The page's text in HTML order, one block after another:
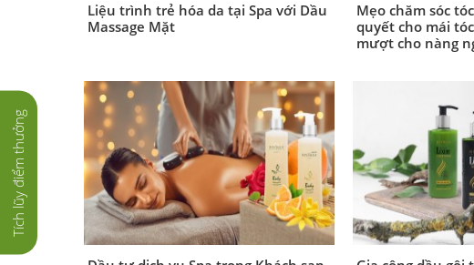
Liệu trình trẻ hóa da tại Spa với Dầu
Massage Mặt
Mẹo chăm sóc
quyết cho mái
mượt cho nàng
Tích lũy điểm thưởng